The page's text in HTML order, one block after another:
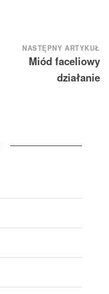
NASTĘPNY ARTYKUŁ
Miód faceliowy
działanie